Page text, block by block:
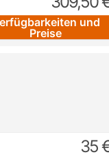
und
Preise
35